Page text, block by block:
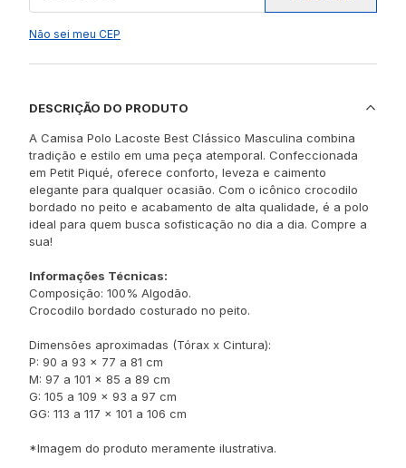
Não sei meu CEP
DESCRIÇÃO DO PRODUTO
A Camisa Polo Lacoste Best Clássico Masculina combina
tradição e estilo em uma peça atemporal. Confeccionada
em Petit Piqué, oferece conforto, leveza e caimento
elegante para qualquer ocasião. Com o icônico crocodilo
bordado no peito e acabamento de alta qualidade, é a polo
ideal para quem busca sofisticação no dia a dia. Compre a
sua!
Informações Técnicas:
Composição: 100% Algodão.
Crocodilo bordado costurado no peito.
Dimensões aproximadas (Tórax x Cintura):
P: 90 a 93 x 77 a 81 cm
M: 97 a 101 x 85 a 89 cm
G: 105 a 109 x 93 a 97 cm
GG: 113 a 117 x 101 a 106 cm
*Imagem do produto meramente ilustrativa.